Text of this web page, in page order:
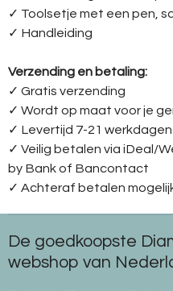
✓ Toolsetje met een pen,
✓ Handleiding
Verzending en betaling:
✓ Gratis verzending
✓ Wordt op maat voor je
✓ Levertijd 7-21 werkdagen
✓ Veilig betalen via iDeal/
by Bank of Bancontact
✓ Achteraf betalen
De goedkoopste
webshop van